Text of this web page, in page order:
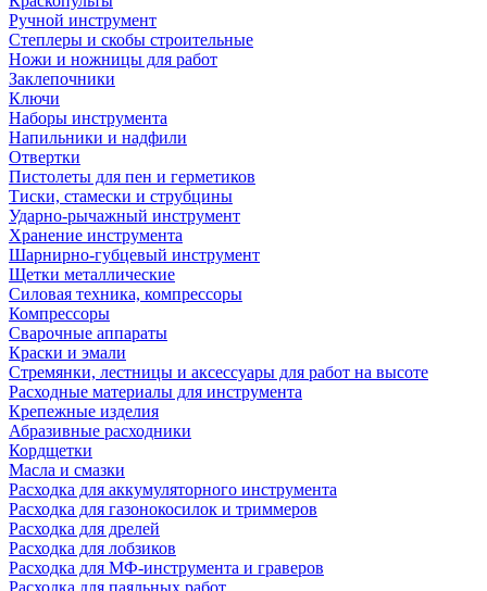
Ручной инструмент
Степлеры и скобы строительные
Ножи и ножницы для работ
Заклепочники
Ключи
Наборы инструмента
Напильники и надфили
Отвертки
Пистолеты для пен и герметиков
Тиски, стамески и струбцины
Ударно-рычажный инструмент
Хранение инструмента
Шарнирно-губцевый инструмент
Щетки металлические
Силовая техника, компрессоры
Компрессоры
Сварочные аппараты
Краски и эмали
Стремянки, лестницы и аксессуары для работ на высоте
Расходные материалы для инструмента
Крепежные изделия
Абразивные расходники
Кордщетки
Масла и смазки
Расходка для аккумуляторного инструмента
Расходка для газонокосилок и триммеров
Расходка для дрелей
Расходка для лобзиков
Расходка для МФ-инструмента и граверов
Расходка для паяльных работ